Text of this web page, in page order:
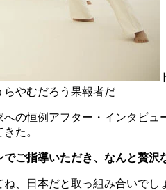
やむだろう果報者だ
の恒例アフター・インタビ
た。
指導いただき、なんと贅沢
、日本だと取っ組み合いで